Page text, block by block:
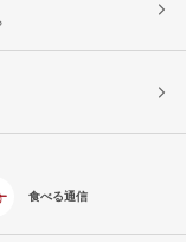
食べる通信